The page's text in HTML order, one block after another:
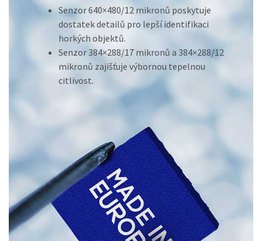
Senzor 640×480/12 mikronů poskytuje
dostatek detailů pro lepší identifikaci
horkých objektů.
Senzor 384×288/17 mikronů a 384×288/12
mikronů zajišťuje výbornou tepelnou
citlivost.